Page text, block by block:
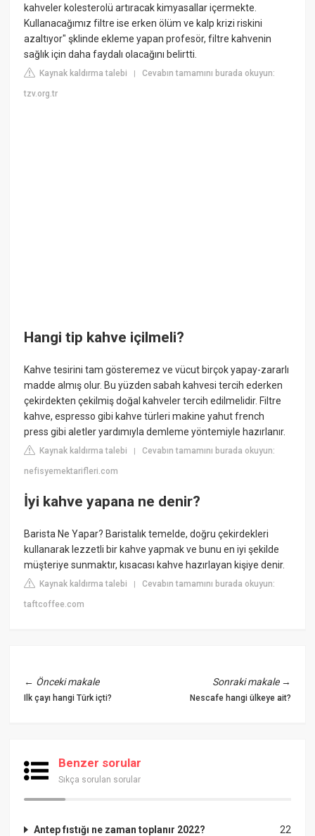
kahveler kolesterolü artıracak kimyasallar içermekte.
Kullanacağımız filtre ise erken ölüm ve kalp krizi riskini
azaltıyor" şklinde ekleme yapan profesör, filtre kahvenin
sağlık için daha faydalı olacağını belirtti.
Kaynak kaldırma talebi |Cevabın tamamını burada okuyun:
tzv.org.tr
Hangi tip kahve içilmeli?
Kahve tesirini tam gösteremez ve vücut birçok yapay-zararlı
madde almış olur. Bu yüzden sabah kahvesi tercih ederken
çekirdekten çekilmiş doğal kahveler tercih edilmelidir. Filtre
kahve, espresso gibi kahve türleri makine yahut french
press gibi aletler yardımıyla demleme yöntemiyle hazırlanır.
Kaynak kaldırma talebi |Cevabın tamamını burada okuyun:
nefisyemektarifleri.com
İyi kahve yapana ne denir?
Barista Ne Yapar? Baristalık temelde, doğru çekirdekleri
kullanarak lezzetli bir kahve yapmak ve bunu en iyi şekilde
müşteriye sunmaktır, kısacası kahve hazırlayan kişiye denir.
Kaynak kaldırma talebi |Cevabın tamamını burada okuyun:
taftcoffee.com
← Önceki makale
Ilk çayı hangi Türk içti?
Sonraki makale→
Nescafe hangi ülkeye ait?
Benzer sorular
Sıkça sorulan sorular
22
Antep fıstığı ne zaman toplanır 2022?